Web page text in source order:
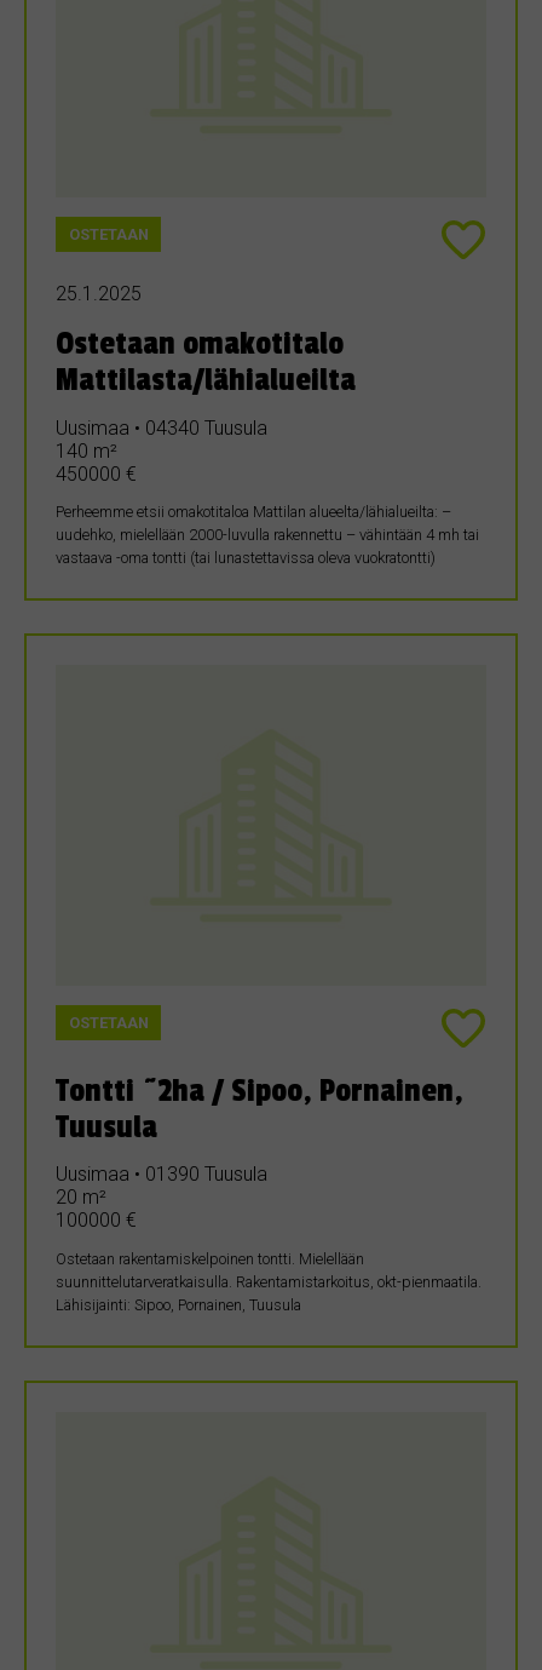
OSTETAAN
25.1.2025
Ostetaan omakotitalo
Mattilasta/lähialueilta
Uusimaa • 04340 Tuusula
140 m²
450000 €
Perheemme etsii omakotitaloa Mattilan alueelta/lähialueilta: –
uudehko, mielellään 2000-luvulla rakennettu – vähintään 4 mh tai
vastaava -oma tontti (tai lunastettavissa oleva vuokratontti)
OSTETAAN
Tontti ~2ha / Sipoo, Pornainen,
Tuusula
Uusimaa • 01390 Tuusula
20 m²
100000 €
Ostetaan rakentamiskelpoinen tontti. Mielellään
suunnittelutarveratkaisulla. Rakentamistarkoitus, okt-pienmaatila.
Lähisijainti: Sipoo, Pornainen, Tuusula